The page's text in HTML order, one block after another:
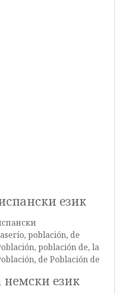
език
población, de
población de, la
de Población de
немски език